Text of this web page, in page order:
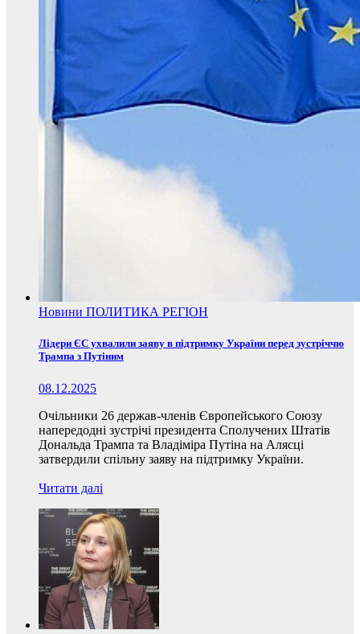
Новини ПОЛИТИКА РЕГІОН
Лідери ЄС ухвалили заяву в підтримку України перед зустріччю
Трампа з Путіним
08.12.2025
Очільники 26 держав-членів Європейського Союзу
напередодні зустрічі президента Сполучених Штатів
Дональда Трампа та Владіміра Путіна на Алясці
затвердили спільну заяву на підтримку України.
Читати далі